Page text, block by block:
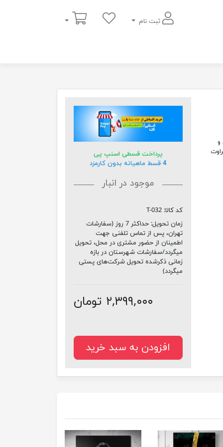
ثبت نام
سبد خرید
و
پرداخت قسطی اسنپ پی
4 قسط ماهیانه بدون کارمزد
موجود در انبار
کد کالا: T-032
زمان تحویل:
حداکثر 7 روز (سفارشات
تهران، پس از تماس تلفنی جهت
اطمینان از حضور مشتری در محل، تحویل
میگردد/سفارشات شهرستان در بازه
زمانی ذکرشده تحویل شرکت‌های پستی
میگردد)
۲,۳۹۹,۰۰۰ تومان
افزودن به سبد خرید